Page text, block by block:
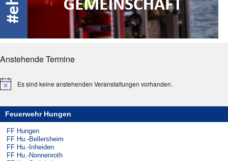
Anstehende Termine
HinweisEs sind keine anstehenden Veranstaltungen vorhanden.
Feuerwehr Hungen
FF Hungen
FF Hu.-Bellersheim
FF Hu.-Inheiden
FF Hu.-Nonnenroth